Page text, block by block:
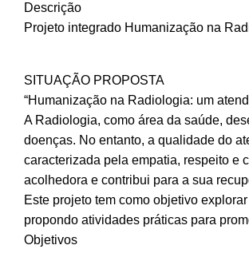
Descrição
Projeto integrado Humanização na
SITUAÇÃO PROPOSTA
“Humanização na Radiologia: um
A Radiologia, como área da saúde,
doenças. No entanto, a qualidade do
caracterizada pela empatia, respeito e
acolhedora e contribui para a sua
Este projeto tem como objetivo
propondo atividades práticas para
Objetivos